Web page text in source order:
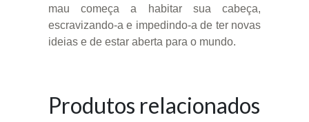
mau começa a habitar sua cabeça,
escravizando-a e impedindo-a de ter novas
ideias e de estar aberta para o mundo.
Produtos relacionados